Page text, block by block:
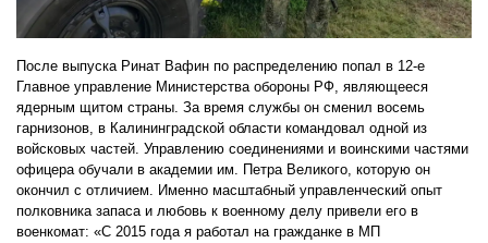
После выпуска Ринат Вафин по распределению попал в 12-е
Главное управление Министерства обороны РФ, являющееся
ядерным щитом страны. За время службы он сменил восемь
гарнизонов, в Калининградской области командовал одной из
войсковых частей. Управлению соединениями и воинскими частями
офицера обучали в академии им. Петра Великого, которую он
окончил с отличием. Именно масштабный управленческий опыт
полковника запаса и любовь к военному делу привели его в
военкомат: «С 2015 года я работал на гражданке в МП